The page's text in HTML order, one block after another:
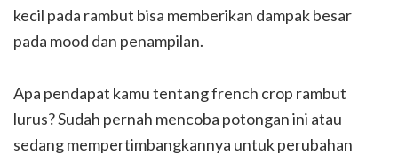
kecil pada rambut bisa memberikan dampak besar
pada mood dan penampilan.
Apa pendapat kamu tentang french crop rambut
lurus? Sudah pernah mencoba potongan ini atau
sedang mempertimbangkannya untuk perubahan